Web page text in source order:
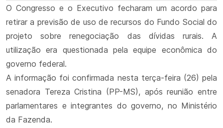
O Congresso e o Executivo fecharam um acordo para
retirar a previsão de uso de recursos do Fundo Social do
projeto sobre renegociação das dívidas rurais. A
utilização era questionada pela equipe econômica do
governo federal.
A informação foi confirmada nesta terça-feira (26) pela
senadora Tereza Cristina (PP-MS), após reunião entre
parlamentares e integrantes do governo, no Ministério
da Fazenda.